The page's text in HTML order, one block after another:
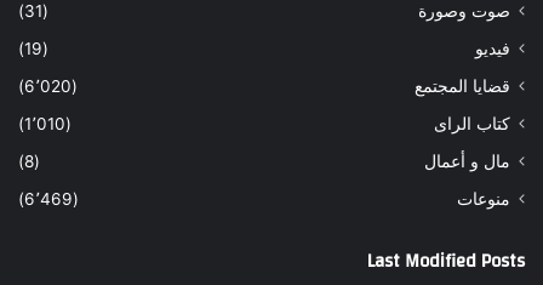
صوت وصورة
(31)
فيديو
(19)
قضايا المجتمع
(6٬020)
كتاب الراى
(1٬010)
مال و أعمال
(8)
منوعات
(6٬469)
Last Modified Posts